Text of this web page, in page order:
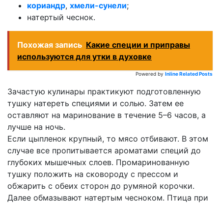
кориандр, хмели-сунели;
натертый чеснок.
Похожая запись Какие специи и приправы
используются для утки в духовке
Powered by Inline Related Posts
Зачастую кулинары практикуют подготовленную
тушку натереть специями и солью. Затем ее
оставляют на маринование в течение 5–6 часов, а
лучше на ночь.
Если цыпленок крупный, то мясо отбивают. В этом
случае все пропитывается ароматами специй до
глубоких мышечных слоев. Промаринованную
тушку положить на сковороду с прессом и
обжарить с обеих сторон до румяной корочки.
Далее обмазывают натертым чесноком. Птица при